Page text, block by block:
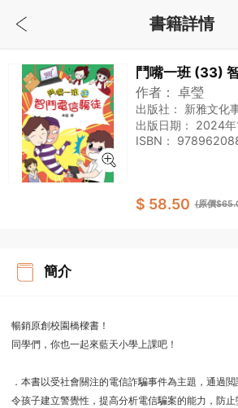
鬥嘴一班 (33)
作者： 卓瑩
出版社： 新雅文化
出版日期： 2024年
ISBN：
$ 58.50 (原價
簡介
暢銷原創校園橋樑書！
同學們，你也一起來藍天小學上課吧！
．本書以受社會關注的電信詐騙事件為主題，通過
令孩子建立警覺性，提高分析電信騙案的能力，防止
書籍詳情